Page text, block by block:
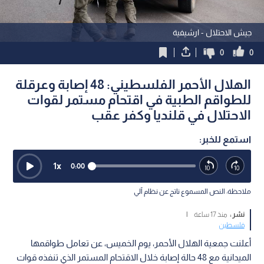
جيش الاحتلال - ارشيفية
0
0
الهلال الأحمر الفلسطيني: 48 إصابة وعرقلة
للطواقم الطبية في اقتحام مستمر لقوات
الاحتلال في قلنديا وكفر عقب
استمع للخبر:
0:00
1x
ملاحظة: النص المسموع ناتج عن نظام آلي
نشر : منذ 17 ساعة
|
فلسطين
أعلنت جمعية الهلال الأحمر، يوم الخميس، عن تعامل طواقمها
الميدانية مع 48 حالة إصابة خلال الاقتحام المستمر الذي تنفذه قوات